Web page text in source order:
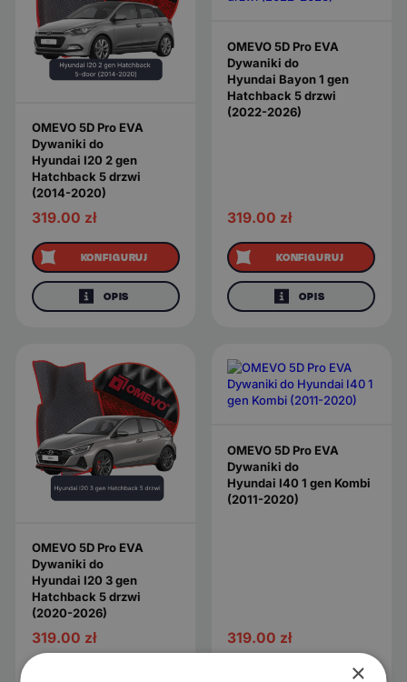
OMEVO 5D Pro EVA
Dywaniki do
Hyundai I20 2 gen
Hatchback 5 drzwi
(2014-2020)
319.00 zł
KONFIGURUJ
OPIS
OMEVO 5D Pro EVA
Dywaniki do
Hyundai Bayon 1 gen
Hatchback 5 drzwi
(2022-2026)
319.00 zł
KONFIGURUJ
OPIS
OMEVO 5D Pro EVA
Dywaniki do
Hyundai I20 3 gen
Hatchback 5 drzwi
(2020-2026)
319.00 zł
OMEVO 5D Pro EVA
Dywaniki do
Hyundai I40 1 gen Kombi
(2011-2020)
319.00 zł
×